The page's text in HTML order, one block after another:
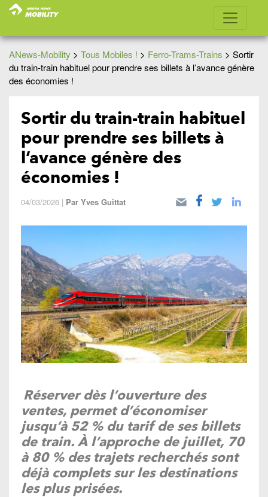
ANews-Mobility > Tous Mobiles ! > Ferro-Trams-Trains > Sortir
du train-train habituel pour prendre ses billets à l’avance génère
des économies !
Sortir du train-train habituel
pour prendre ses billets à
l’avance génère des
économies !
04/03/2026 | Par Yves Guittat
Réserver dès l’ouverture des
ventes, permet d’économiser
jusqu’à 52 % du tarif de ses billets
de train. À l’approche de juillet, 70
à 80 % des trajets recherchés sont
déjà complets sur les destinations
les plus prisées.